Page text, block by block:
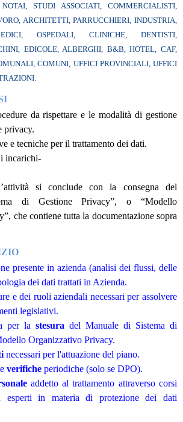
STUDI ASSOCIATI, COMMERCIALISTI,
ARCHITETTI, PARRUCCHIERI, INDUSTRIA,
OSPEDALI, CLINICHE, DENTISTI,
EDICOLE, ALBERGHI, B&B, HOTEL, CAF,
COMUNI, UFFICI PROVINCIALI, UFFICI
da rispettare e le modalità di gestione
privacy.
e tecniche per il trattamento dei dati.
incarichi-
si conclude con la consegna del
di Gestione Privacy”, o “Modello
che contiene tutta la documentazione sopra
presente in azienda (analisi dei flussi, delle
dei dati trattati in Azienda.
e dei ruoli aziendali necessari per assolvere
legislativi.
per la stesura del Manuale di Sistema di
Organizzativo Privacy.
necessari per l'attuazione del piano.
verifiche periodiche (solo se DPO).
addetto al trattamento attraverso corsi
esperti in materia di protezione dei dati